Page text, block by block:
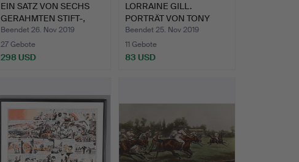
EIN SATZ VON SECHS
GERAHMTEN STIFT-,
TINTE…
Beendet 26. Nov 2019
27 Gebote
298 USD
LORRAINE GILL.
PORTRÄT VON TONY
BUZON.
Beendet 25. Nov 2019
11 Gebote
83 USD